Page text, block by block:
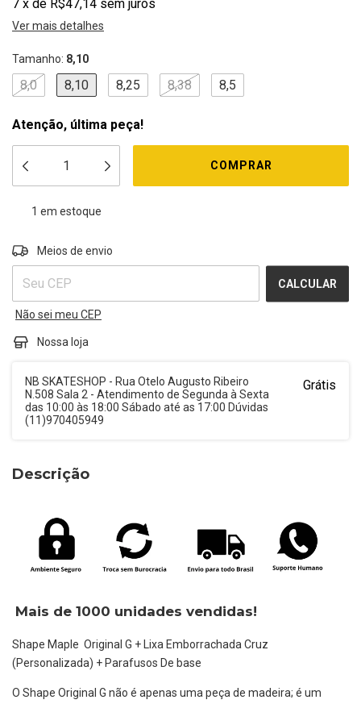
7 x de R$47,14 sem juros
Ver mais detalhes
Tamanho: 8,10
8,0 8,10 8,25 8,38 8,5
Atenção, última peça!
1 em estoque
Entregas para o CEP:
Meios de envio
CALCULAR
Não sei meu CEP
Nossa loja
NB SKATESHOP - Rua Otelo Augusto Ribeiro
N.508 Sala 2 - Atendimento de Segunda à Sexta
das 10:00 às 18:00 Sábado até as 17:00 Dúvidas
(11)970405949
Grátis
Descrição
Mais de 1000 unidades vendidas!
Shape Maple Original G + Lixa Emborrachada Cruz
(Personalizada) + Parafusos De base
O Shape Original G não é apenas uma peça de madeira; é um